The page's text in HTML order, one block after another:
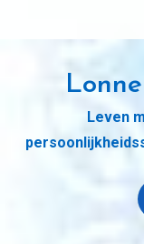
Leven